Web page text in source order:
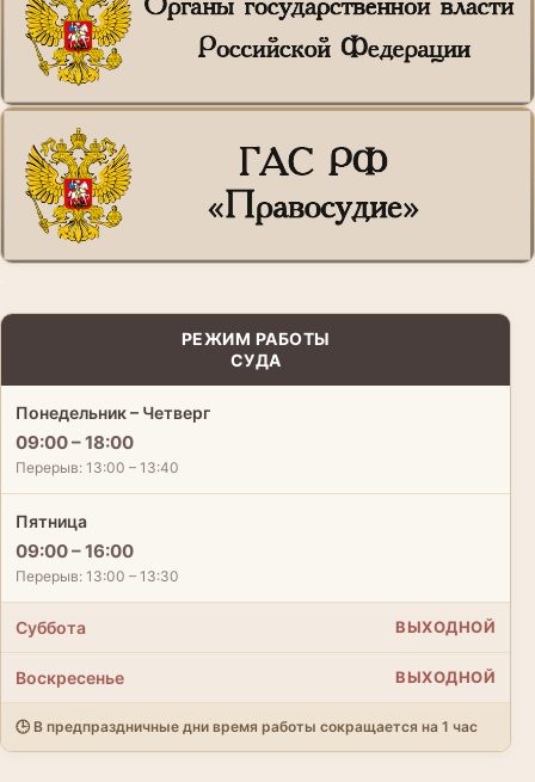
РЕЖИМ РАБОТЫ
СУДА
Понедельник – Четверг
09:00 – 18:00
Перерыв: 13:00 – 13:40
Пятница
09:00 – 16:00
Перерыв: 13:00 – 13:30
Суббота ВЫХОДНОЙ
Воскресенье ВЫХОДНОЙ
🕒 В предпраздничные дни время работы сокращается на 1 час